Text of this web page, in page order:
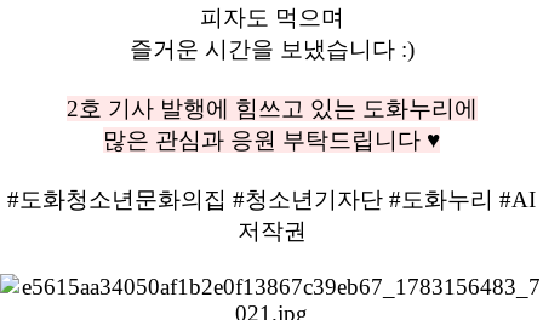
피자도 먹으며
즐거운 시간을 보냈습니다 :)
2호 기사 발행에 힘쓰고 있는 도화누리에
많은 관심과 응원 부탁드립니다 ♥
#도화청소년문화의집 #청소년기자단 #도화누리 #AI
저작권